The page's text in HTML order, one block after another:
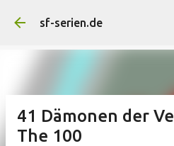
Direkt zum
sf-serien.de
41 Dämonen der
The 100